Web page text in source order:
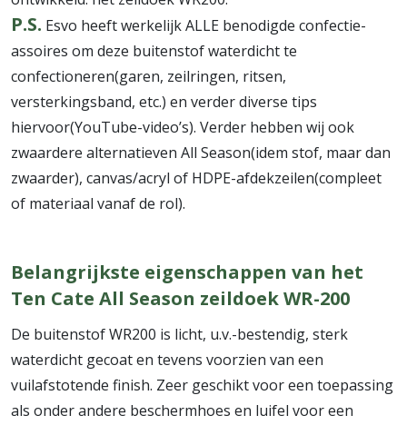
P.S. Esvo heeft werkelijk ALLE benodigde confectie-
assoires om deze buitenstof waterdicht te
confectioneren(garen, zeilringen, ritsen,
versterkingsband, etc.) en verder diverse tips
hiervoor(YouTube-video’s). Verder hebben wij ook
zwaardere alternatieven All Season(idem stof, maar dan
zwaarder), canvas/acryl of HDPE-afdekzeilen(compleet
of materiaal vanaf de rol).
Belangrijkste eigenschappen van het
Ten Cate All Season zeildoek WR-200
De buitenstof WR200 is licht, u.v.-bestendig, sterk
waterdicht gecoat en tevens voorzien van een
vuilafstotende finish. Zeer geschikt voor een toepassing
als onder andere beschermhoes en luifel voor een